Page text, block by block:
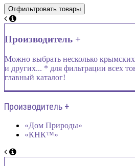
Производитель +
Можно выбрать несколько
и других... * для фильтрации всех
главный каталог!
Производитель +
«Дом Природы»
«КНК™»